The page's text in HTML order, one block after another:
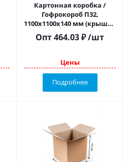
Картонная коробка /
Гофрокороб П32,
1100х1100х140 мм (крышка
+ дно)
Опт464.03₽/шт
Цены
Подробнее